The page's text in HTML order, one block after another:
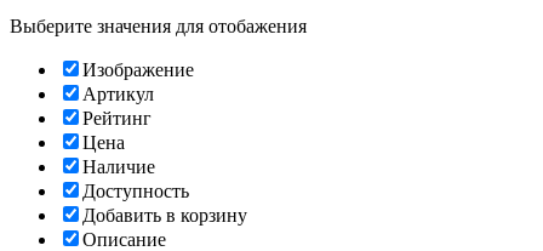
Выберите значения для отобажения
Изображение
Артикул
Рейтинг
Цена
Наличие
Доступность
Добавить в корзину
Описание